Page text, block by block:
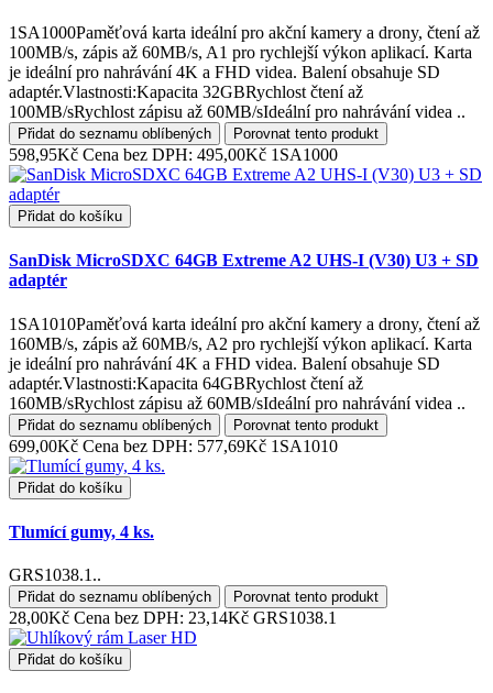
1SA1000Paměťová karta ideální pro akční kamery a drony, čtení až
100MB/s, zápis až 60MB/s, A1 pro rychlejší výkon aplikací. Karta
je ideální pro nahrávání 4K a FHD videa. Balení obsahuje SD
adaptér.Vlastnosti:Kapacita 32GBRychlost čtení až
100MB/sRychlost zápisu až 60MB/sIdeální pro nahrávání videa ..
Přidat do seznamu oblíbených Porovnat tento produkt
598,95Kč Cena bez DPH: 495,00Kč 1SA1000
Přidat do košíku
SanDisk MicroSDXC 64GB Extreme A2 UHS-I (V30) U3 + SD
adaptér
1SA1010Paměťová karta ideální pro akční kamery a drony, čtení až
160MB/s, zápis až 60MB/s, A2 pro rychlejší výkon aplikací. Karta
je ideální pro nahrávání 4K a FHD videa. Balení obsahuje SD
adaptér.Vlastnosti:Kapacita 64GBRychlost čtení až
160MB/sRychlost zápisu až 60MB/sIdeální pro nahrávání videa ..
Přidat do seznamu oblíbených Porovnat tento produkt
699,00Kč Cena bez DPH: 577,69Kč 1SA1010
Přidat do košíku
Tlumící gumy, 4 ks.
GRS1038.1..
Přidat do seznamu oblíbených Porovnat tento produkt
28,00Kč Cena bez DPH: 23,14Kč GRS1038.1
Přidat do košíku